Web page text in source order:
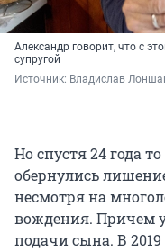
Александр говорит, что с
супругой
Источник: Владислав
Но спустя 24 года
обернулись
несмотря на
вождения. Причем
подачи сына. В